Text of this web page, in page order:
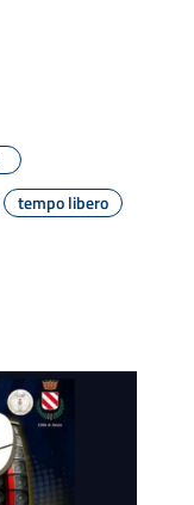
tempo libero